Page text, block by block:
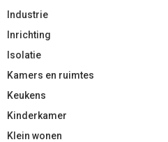
Industrie
Inrichting
Isolatie
Kamers en ruimtes
Keukens
Kinderkamer
Klein wonen